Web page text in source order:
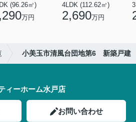
(96.26㎡)
万円
4LDK (112.62㎡)
2,690万円
小美玉市清風台団地第6 新築戸建
ィーホーム水戸店
お問い合わせ